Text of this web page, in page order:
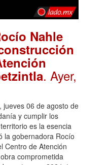
Nahle
. Ayer,
jueves 06 de agosto de
y cumplir los
es la esencia
la gobernadora Rocío
Centro de Atención
comprometida